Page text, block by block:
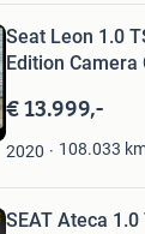
Seat Leon 1.0
Edition Camera
€ 13.999,-
2020 108.033
SEAT Ateca 1.0